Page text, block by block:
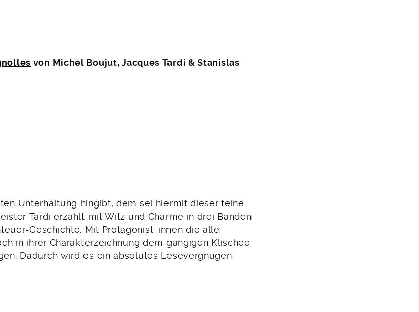
von Michel Boujut, Jacques Tardi & Stanislas
Unterhaltung hingibt, dem sei hiermit dieser feine
Tardi erzählt mit Witz und Charme in drei Bänden
Geschichte. Mit Protagonist_innen die alle
in ihrer Charakterzeichnung dem gängigen Klischee
Dadurch wird es ein absolutes Lesevergnügen.